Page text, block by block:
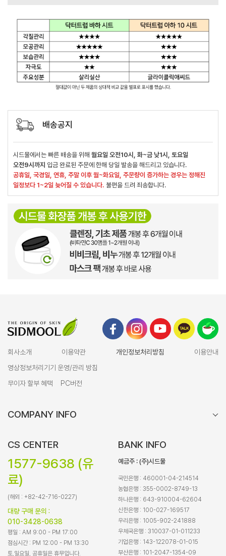
배송공지
시드물에서는 빠른 배송을 위해 월요일 오전10시, 화~금 낮1시, 토요일
오전9시까지 입금 완료된 주문에 한해 당일 발송을 해드리고 있습니다.
공휴일, 국경일, 연휴, 주말 이후 월~화요일, 주문량이 증가하는 경우는 정해진
일정보다 1~2일 늦어질 수 있습니다. 불편을 드려 죄송합니다.
회사소개 이용약관 개인정보처리방침
이용안내
영상정보처리기기 운영/관리 방침
무이자 할부 혜택
PC버전
COMPANY INFO
CS CENTER
1577-9638 (유
료)
(해외 : +82-42-716-0227)
대량 구매 문의 :
010-3428-0638
평일 : AM 9:00 - PM 17:00
점심시간 : PM 12:00 - PM 13:30
토,일요일, 공휴일은 휴무입니다.
BANK INFO
예금주 : (주)시드물
국민은행 : 460001-04-214514
농협은행 : 355-0002-8749-13
하나은행 : 643-910004-62604
신한은행 : 100-027-169517
우리은행 : 1005-902-241888
우체국은행 : 310037-01-011233
기업은행 : 143-122078-01-015
부산은행 : 101-2047-1354-09